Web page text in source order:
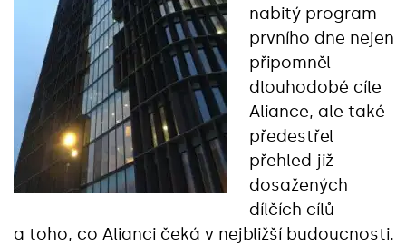
nabitý program
prvního dne nejen
připomněl
dlouhodobé cíle
Aliance, ale také
předestřel
přehled již
dosažených
dílčích cílů
a toho, co Alianci čeká v nejbližší budoucnosti.